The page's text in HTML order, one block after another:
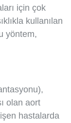
için çok
kullanılan
yöntem,
olan aort
hastalarda